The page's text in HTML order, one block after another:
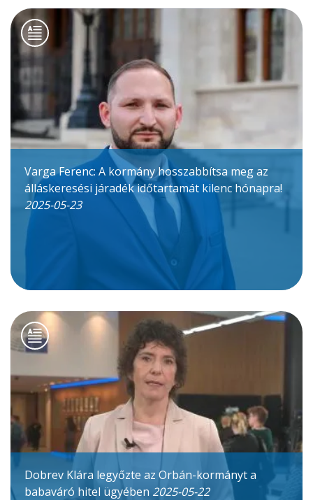
Varga Ferenc: A kormány hosszabbítsa meg az
álláskeresési járadék időtartamát kilenc hónapra!
2025-05-23
Dobrev Klára legyőzte az Orbán-kormányt a
babaváró hitel ügyében 2025-05-22